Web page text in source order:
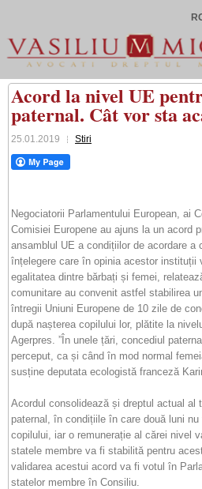
Acord la nivel UE
paternal. Cât vor sta
25.01.2019 Stiri
Negociatorii Parlamentului European, ai
Comisiei Europene au ajuns la un acord
ansamblul UE a condițiilor de acordare a
înțelegere care în opinia acestor instituții
egalitatea dintre bărbați și femei,
comunitare au convenit astfel stabilirea
întregii Uniuni Europene de 10 zile de
după nașterea copilului lor, plătite la
Agerpres. ”În unele țări, concediul
perceput, ca și când în mod normal
susține deputata ecologistă franceză
Acordul consolidează și dreptul actual al
paternal, în condițiile în care două luni
copilului, iar o remunerație al cărei nivel
statele membre va fi stabilită pentru
validarea acestui acord va fi votul în
statelor membre în Consiliu.